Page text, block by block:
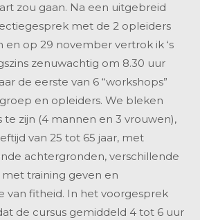
zou gaan. Na een uitgebreid
met de 2 opleiders
op 29 november vertrok ik ‘s
zenuwachtig om 8.30 uur
de eerste van 6 “workshops”
en opleiders. We bleken
zijn (4 mannen en 3 vrouwen),
van 25 tot 65 jaar, met
achtergronden, verschillende
training geven en
van fitheid. In het voorgesprek
de cursus gemiddeld 4 tot 6 uur